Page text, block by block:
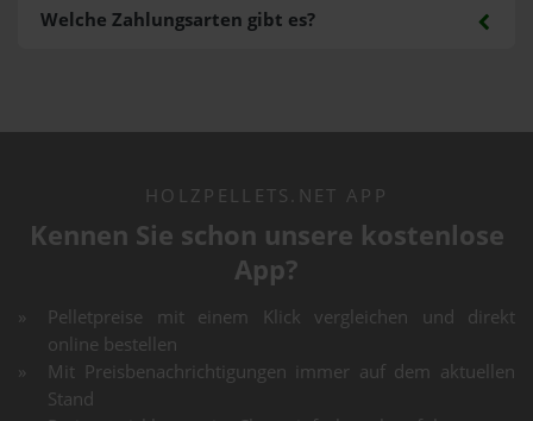
Welche Zahlungsarten gibt es?
HOLZPELLETS.NET APP
Kennen Sie schon unsere kostenlose
App?
Pelletpreise mit einem Klick vergleichen und direkt
online bestellen
Mit Preisbenachrichtigungen immer auf dem aktuellen
Stand